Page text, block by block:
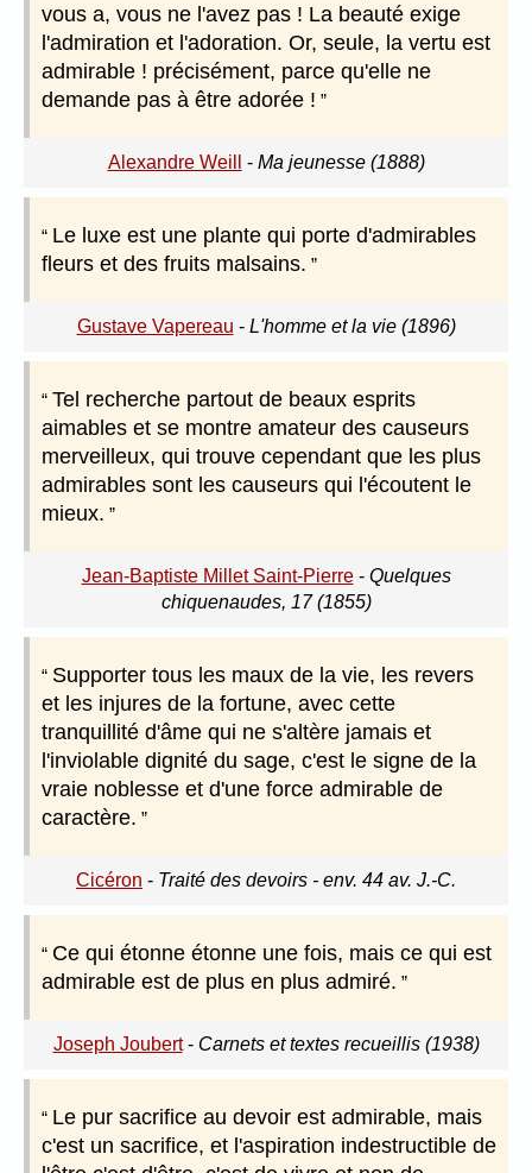
vous a, vous ne l'avez pas ! La beauté exige
l'admiration et l'adoration. Or, seule, la vertu est
admirable ! précisément, parce qu'elle ne
demande pas à être adorée !
Alexandre Weill - Ma jeunesse (1888)
Le luxe est une plante qui porte d'admirables
fleurs et des fruits malsains.
Gustave Vapereau - L'homme et la vie (1896)
Tel recherche partout de beaux esprits
aimables et se montre amateur des causeurs
merveilleux, qui trouve cependant que les plus
admirables sont les causeurs qui l'écoutent le
mieux.
Jean-Baptiste Millet Saint-Pierre- Quelques
chiquenaudes, 17 (1855)
Supporter tous les maux de la vie, les revers
et les injures de la fortune, avec cette
tranquillité d'âme qui ne s'altère jamais et
l'inviolable dignité du sage, c'est le signe de la
vraie noblesse et d'une force admirable de
caractère.
Cicéron - Traité des devoirs - env. 44 av. J.-C.
Ce qui étonne étonne une fois, mais ce qui est
admirable est de plus en plus admiré.
Joseph Joubert- Carnets et textes recueillis (1938)
Le pur sacrifice au devoir est admirable, mais
c'est un sacrifice, et l'aspiration indestructible de